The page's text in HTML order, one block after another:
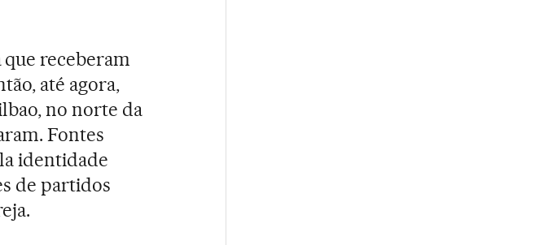
receberam
até agora,
no norte da
Fontes
identidade
de partidos